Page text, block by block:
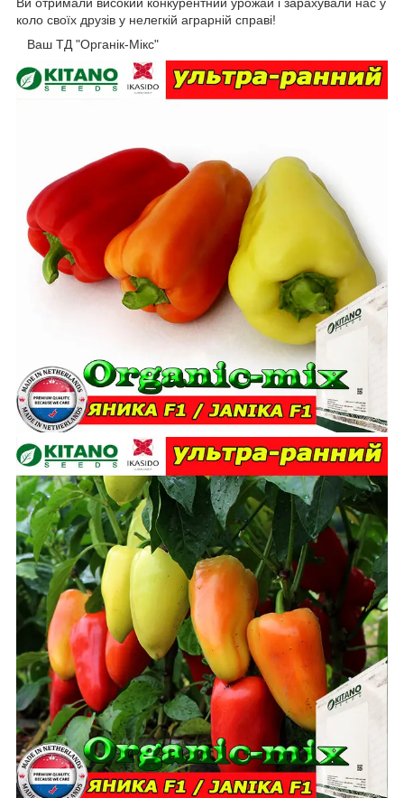
коло своїх друзів у нелегкій аграрній справі!
Ваш ТД "Органік-Мікс"